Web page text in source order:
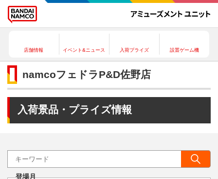
店舗情報 イベント&ニュース 入荷プライズ 設置ゲーム機
namcoフェドラP&D佐野店
入荷景品・プライズ情報
登場月